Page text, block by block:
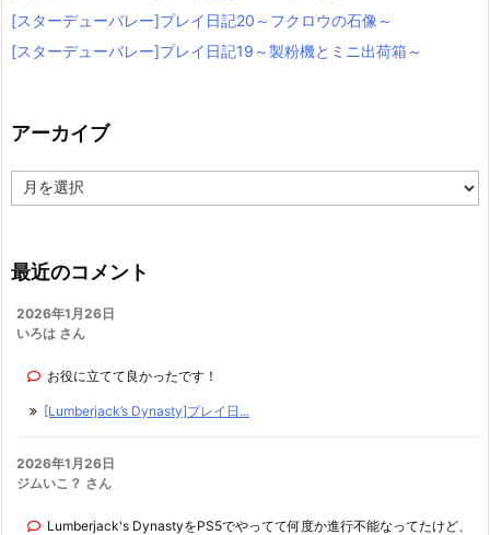
[スターデューバレー]プレイ日記20～フクロウの石像～
[スターデューバレー]プレイ日記19～製粉機とミニ出荷箱～
アーカイブ
ー
ブ
最近のコメント
2026年1月26日
いろは さん
お役に立てて良かったです！
[Lumberjack’s Dynasty]プレイ日...
2026年1月26日
ジムいこ？ さん
Lumberjack's DynastyをPS5でやってて何度か進行不能なってたけど、